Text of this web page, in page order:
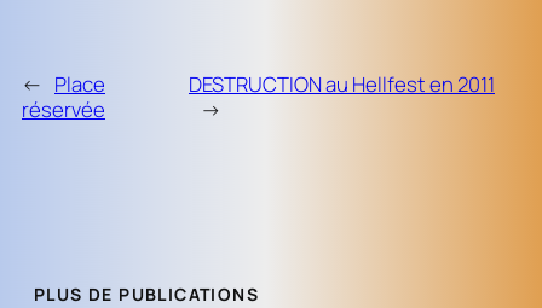
← Place
réservée
DESTRUCTION au Hellfest en 2011
→
PLUS DE PUBLICATIONS